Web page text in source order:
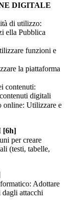
DIGITALE
di utilizzo:
ella Pubblica
funzioni e
la piattaforma
contenuti:
digitali
online: Utilizzare e
[6h]
per creare
(testi, tabelle,
Adottare
attacchi